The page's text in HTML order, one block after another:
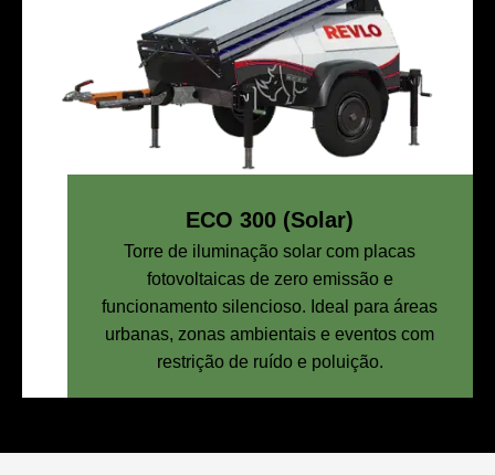
ECO 300 (Solar)
Torre de iluminação solar com placas
fotovoltaicas de zero emissão e
funcionamento silencioso. Ideal para áreas
urbanas, zonas ambientais e eventos com
restrição de ruído e poluição.